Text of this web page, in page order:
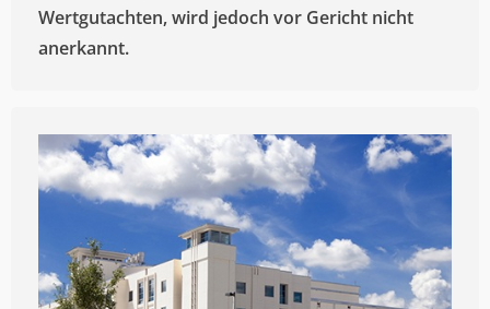
Wertgutachten, wird jedoch vor Gericht nicht
anerkannt.